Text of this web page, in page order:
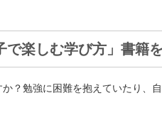
で楽しむ学び方」書籍
？勉強に困難を抱えていたり、